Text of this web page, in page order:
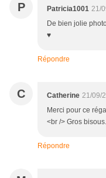
P Patricia1001 21/
De bien jolie
♥
Répondre
C Catherine 21/09/
Merci pour ce
<br /> Gros bisous.
Répondre